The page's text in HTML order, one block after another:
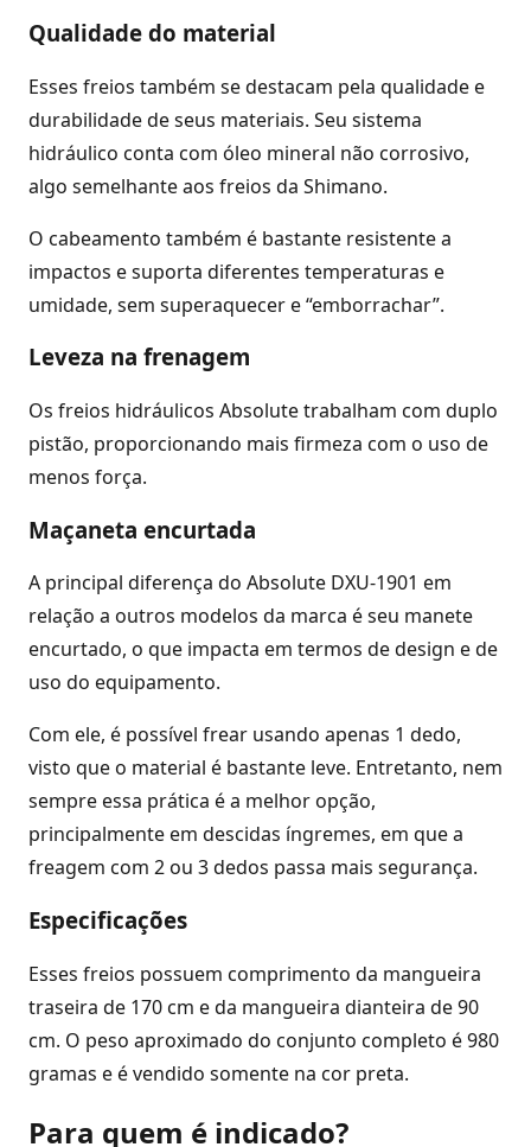
Qualidade do material
Esses freios também se destacam pela qualidade e
durabilidade de seus materiais. Seu sistema
hidráulico conta com óleo mineral não corrosivo,
algo semelhante aos freios da Shimano.
O cabeamento também é bastante resistente a
impactos e suporta diferentes temperaturas e
umidade, sem superaquecer e “emborrachar”.
Leveza na frenagem
Os freios hidráulicos Absolute trabalham com duplo
pistão, proporcionando mais firmeza com o uso de
menos força.
Maçaneta encurtada
A principal diferença do Absolute DXU-1901 em
relação a outros modelos da marca é seu manete
encurtado, o que impacta em termos de design e de
uso do equipamento.
Com ele, é possível frear usando apenas 1 dedo,
visto que o material é bastante leve. Entretanto, nem
sempre essa prática é a melhor opção,
principalmente em descidas íngremes, em que a
freagem com 2 ou 3 dedos passa mais segurança.
Especificações
Esses freios possuem comprimento da mangueira
traseira de 170 cm e da mangueira dianteira de 90
cm. O peso aproximado do conjunto completo é 980
gramas e é vendido somente na cor preta.
Para quem é indicado?